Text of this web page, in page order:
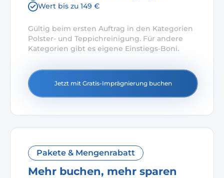
Wert bis zu 149 €
Gültig beim ersten Auftrag in den Kategorien
Polster- und Teppichreinigung. Für andere
Kategorien gibt es eigene Einstiegs-Boni.
Jetzt mit Gratis-Imprägnierung buchen
Pakete & Mengenrabatt
Mehr buchen, mehr sparen